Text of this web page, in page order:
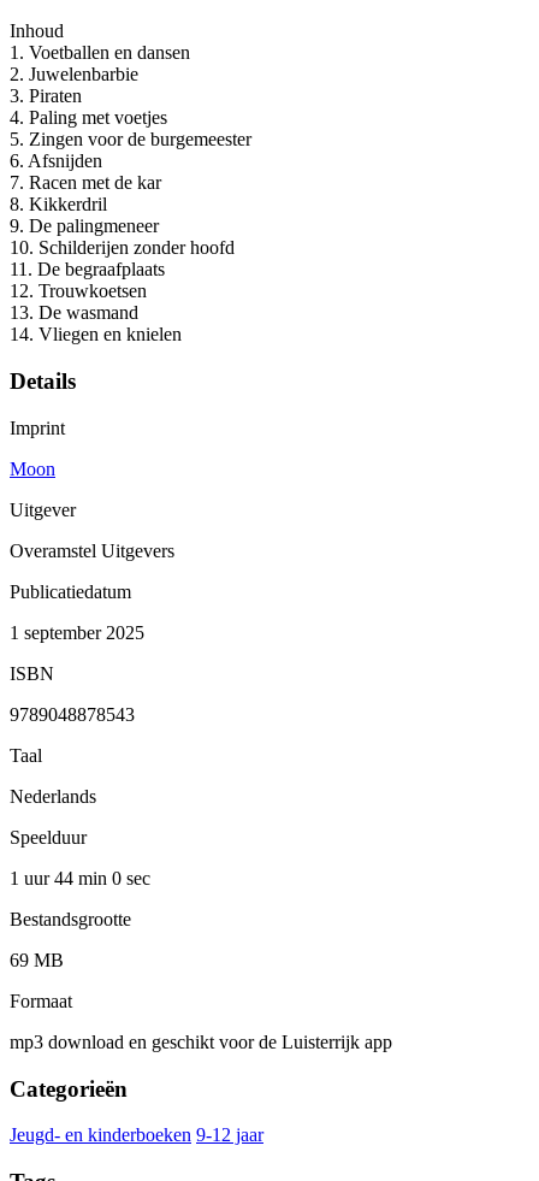
Inhoud
1. Voetballen en dansen
2. Juwelenbarbie
3. Piraten
4. Paling met voetjes
5. Zingen voor de burgemeester
6. Afsnijden
7. Racen met de kar
8. Kikkerdril
9. De palingmeneer
10. Schilderijen zonder hoofd
11. De begraafplaats
12. Trouwkoetsen
13. De wasmand
14. Vliegen en knielen
Details
Imprint
Moon
Uitgever
Overamstel Uitgevers
Publicatiedatum
1 september 2025
ISBN
9789048878543
Taal
Nederlands
Speelduur
1 uur 44 min 0 sec
Bestandsgrootte
69 MB
Formaat
mp3 download en geschikt voor de Luisterrijk app
Categorieën
Jeugd- en kinderboeken 9-12 jaar